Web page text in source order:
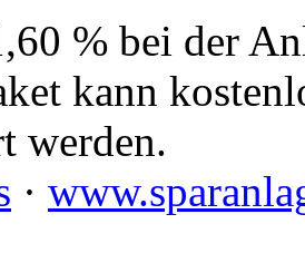
% bei der
kann
werden.
·